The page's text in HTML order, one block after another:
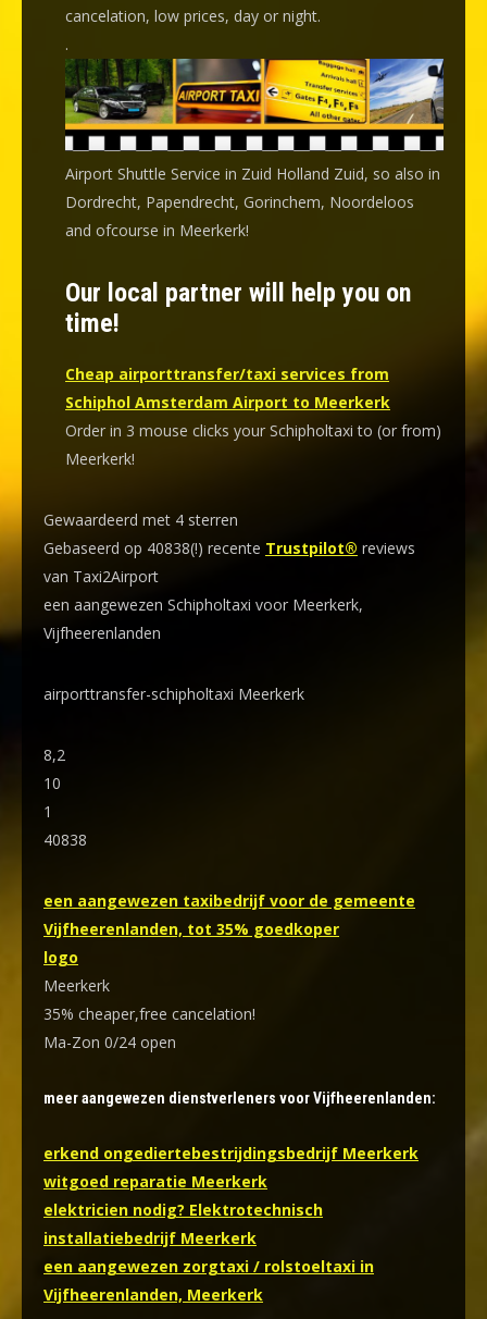
cancelation, low prices, day or night.
.
Airport Shuttle Service in Zuid Holland Zuid, so also in
Dordrecht, Papendrecht, Gorinchem, Noordeloos
and ofcourse in Meerkerk!
Our local partner will help you on
time!
Cheap airporttransfer/taxi services from
Schiphol Amsterdam Airport to Meerkerk
Order in 3 mouse clicks your Schipholtaxi to (or from)
Meerkerk!
Gewaardeerd met 4 sterren
Gebaseerd op 40838(!) recente Trustpilot® reviews
van Taxi2Airport
een aangewezen Schipholtaxi voor Meerkerk,
Vijfheerenlanden
airporttransfer-schipholtaxi Meerkerk
8,2
10
1
40838
een aangewezen taxibedrijf voor de gemeente
Vijfheerenlanden, tot 35% goedkoper
logo
Meerkerk
35% cheaper,free cancelation!
Ma-Zon 0/24 open
meer aangewezen dienstverleners voor Vijfheerenlanden:
erkend ongediertebestrijdingsbedrijf Meerkerk
witgoed reparatie Meerkerk
elektricien nodig? Elektrotechnisch
installatiebedrijf Meerkerk
een aangewezen zorgtaxi / rolstoeltaxi in
Vijfheerenlanden, Meerkerk